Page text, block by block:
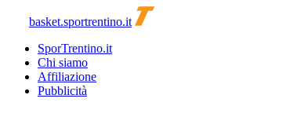
basket.sportrentino.it
SporTrentino.it
Chi siamo
Affiliazione
Pubblicità